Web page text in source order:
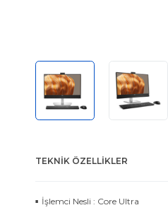
TEKNIK ÖZELLIKLER
İşlemci Nesli : Core Ultra